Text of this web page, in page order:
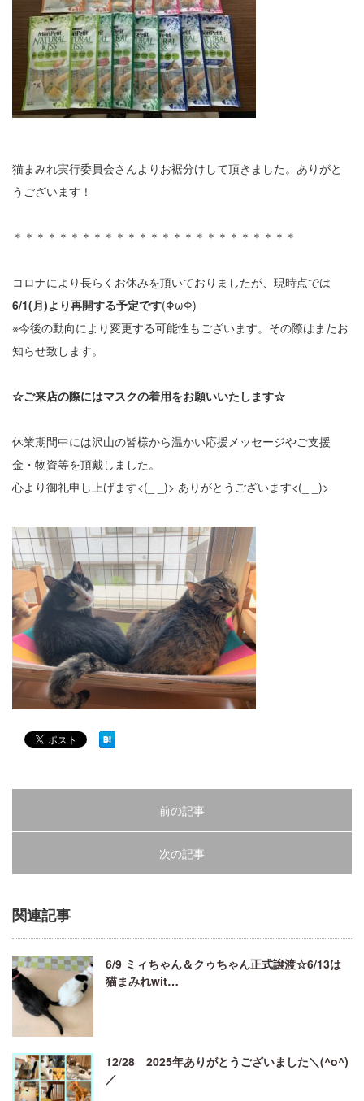
猫まみれ実行委員会さんよりお裾分けして頂きました。ありがと
うございます！
＊＊＊＊＊＊＊＊＊＊＊＊＊＊＊＊＊＊＊＊＊＊＊＊＊
コロナにより長らくお休みを頂いておりましたが、現時点では
6/1(月)より再開する予定です(ΦωΦ)
※今後の動向により変更する可能性もございます。その際はまたお
知らせ致します。
☆ご来店の際にはマスクの着用をお願いいたします☆
休業期間中には沢山の皆様から温かい応援メッセージやご支援
金・物資等を頂戴しました。
心より御礼申し上げます<(_ _)> ありがとうございます<(_ _)>
前の記事
次の記事
関連記事
6/9 ミィちゃん＆クゥちゃん正式譲渡☆6/13は
猫まみれwit…
12/28 2025年ありがとうございました＼(^o^)
／